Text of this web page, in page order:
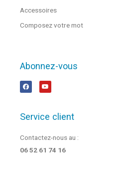
Accessoires
Composez votre mot
Abonnez-vous
Service client
Contactez-nous au :
06 52 61 74 16